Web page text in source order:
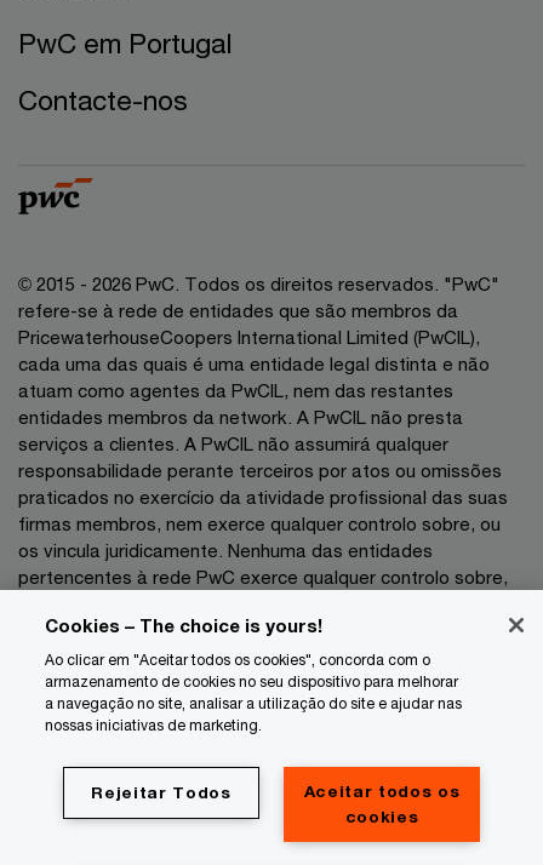
PwC em Portugal
Contacte-nos
© 2015 - 2026 PwC. Todos os direitos reservados. "PwC"
refere-se à rede de entidades que são membros da
PricewaterhouseCoopers International Limited (PwCIL),
cada uma das quais é uma entidade legal distinta e não
atuam como agentes da PwCIL, nem das restantes
entidades membros da network. A PwCIL não presta
serviços a clientes. A PwCIL não assumirá qualquer
responsabilidade perante terceiros por atos ou omissões
praticados no exercício da atividade profissional das suas
firmas membros, nem exerce qualquer controlo sobre, ou
os vincula juridicamente. Nenhuma das entidades
pertencentes à rede PwC exerce qualquer controlo sobre,
da sua atividade profissional pelo que não poderão as
mesmas ser responsabilizadas, a que título for, perante
terceiros por atos ou omissões praticados no exercício das
respetivas atividades profissionais.
Privacidade
Cookies – The choice is yours!
Ao clicar em "Aceitar todos os cookies", concorda com o
armazenamento de cookies no seu dispositivo para melhorar
a navegação no site, analisar a utilização do site e ajudar nas
nossas iniciativas de marketing.
Aceitar todos os
cookies
Rejeitar Todos